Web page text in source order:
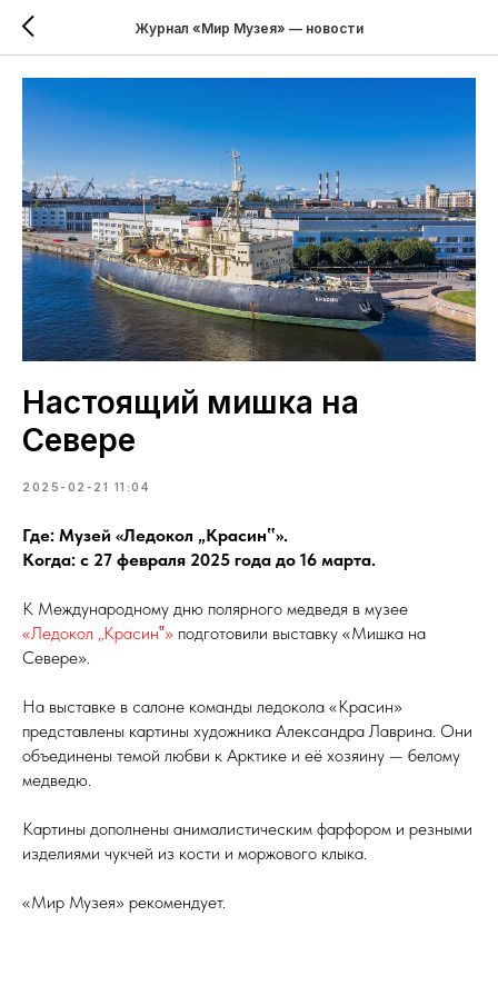
Журнал «Мир Музея» — новости
Настоящий мишка на
Севере
2025-02-21 11:04
Где: Музей «Ледокол „Красин‟».
Когда: с 27 февраля 2025 года до 16 марта.
К Международному дню полярного медведя в музее
«Ледокол „Красин‟» подготовили выставку «Мишка на
Севере».
На выставке в салоне команды ледокола «Красин»
представлены картины художника Александра Лаврина. Они
объединены темой любви к Арктике и её хозяину — белому
медведю.
Картины дополнены анималистическим фарфором и резными
изделиями чукчей из кости и моржового клыка.
«Мир Музея» рекомендует.